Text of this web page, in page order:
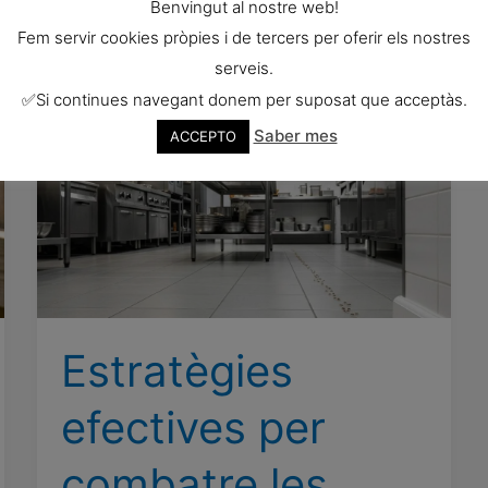
per
tractament
a
Estratègies
efectives per
Benvingut al nostre web!
Fem servir cookies pròpies i de tercers per oferir els nostres
serveis.
✅Si continues navegant donem per suposat que acceptàs.
ACCEPTO Saber mes